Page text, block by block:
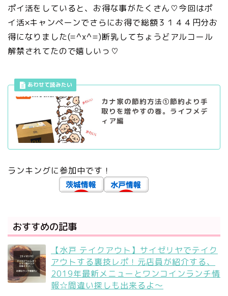
ポイ活をしていると、お得な事がたくさん♡今回はポ
イ活×キャンペーンでさらにお得で総額３１４４円分お
得になりました(=^x^=)断乳してちょうどアルコール
解禁されてたので嬉しいっ♡
カナ家の節約方法①節約より手
取りを増やすの巻。ライフメデ
ィア編
ランキングに参加中です！
おすすめの記事
【水戸 テイクアウト】サイゼリヤでテイク
アウトする裏技レポ！元店員が紹介する、
2019年最新メニューとワンコインランチ情
報☆間違い探しも出来るよ〜